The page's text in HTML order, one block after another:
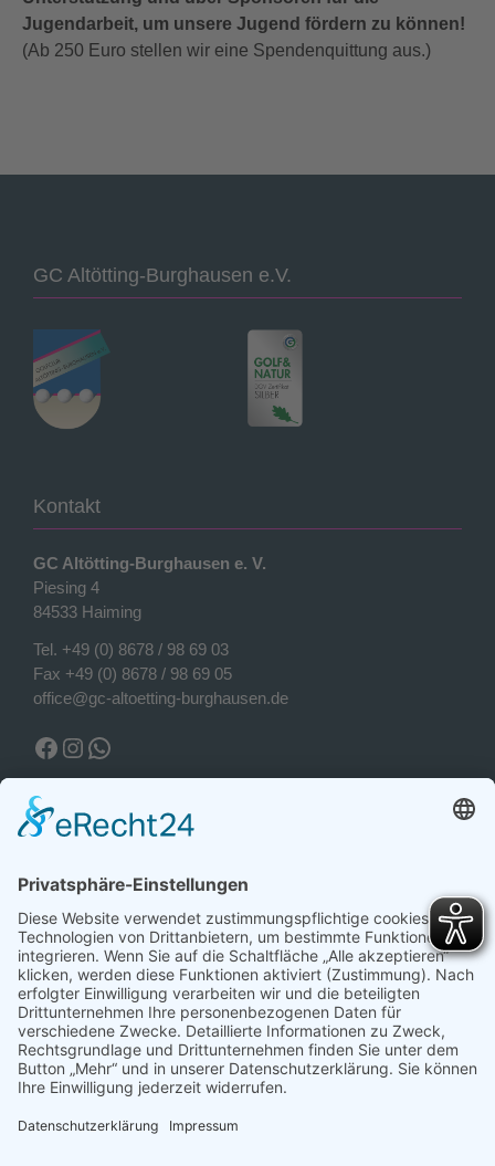
Jugendarbeit, um unsere Jugend fördern zu können!
(Ab 250 Euro stellen wir eine Spendenquittung aus.)
GC Altötting-Burghausen e.V.
Kontakt
GC Altötting-Burghausen e. V.
Piesing 4
84533 Haiming
Tel. +49 (0) 8678 / 98 69 03
Fax +49 (0) 8678 / 98 69 05
office@gc-altoetting-burghausen.de
Facebook Golfclub
Instagram Golfclub
WhatsApp
Wetter Piesing
Wetter Piesing
Montag, 10.08.2026
23°C
Wolkig
Morgens
18 / 31°C
Leicht bewölkt
Mittags
32 / 34°C
Leicht bewölkt
Abends
24 / 29°C